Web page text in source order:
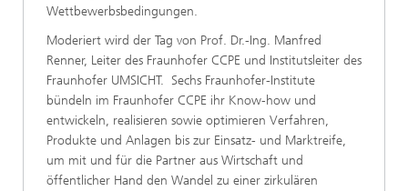
Wettbewerbsbedingungen.
Moderiert wird der Tag von Prof. Dr.-Ing. Manfred
Renner, Leiter des Fraunhofer CCPE und Institutsleiter des
Fraunhofer UMSICHT. Sechs Fraunhofer-Institute
bündeln im Fraunhofer CCPE ihr Know-how und
entwickeln, realisieren sowie optimieren Verfahren,
Produkte und Anlagen bis zur Einsatz- und Marktreife,
um mit und für die Partner aus Wirtschaft und
öffentlicher Hand den Wandel zu einer zirkulären